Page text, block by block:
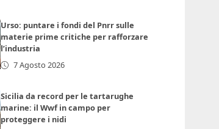
Urso: puntare i fondi del Pnrr sulle
materie prime critiche per rafforzare
l’industria
7 Agosto 2026
Sicilia da record per le tartarughe
marine: il Wwf in campo per
proteggere i nidi